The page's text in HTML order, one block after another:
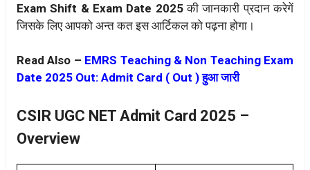
Exam Shift & Exam Date 2025की जानकारी प्रदान करेगें
जिसके लिए आपको अन्त कत इस आर्टिकल को पढ़ना होगा।
Read Also – EMRS Teaching & Non Teaching Exam
Date 2025 Out: Admit Card ( Out ) हुआ जारी
CSIR UGC NET Admit Card 2025 –
Overview